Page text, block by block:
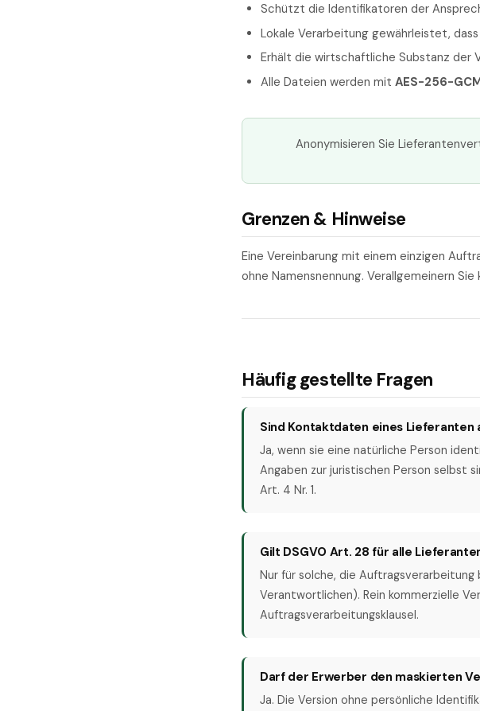
Schützt die Identifikatoren der
Lokale Verarbeitung gewährleistet,
Erhält die wirtschaftliche Substanz der
Alle Dateien werden mit AES-256-
Anonymisieren Sie
Grenzen & Hinweise
Eine Vereinbarung mit einem einzigen
ohne Namensnennung. Verallgemeinern
Häufig gestellte Fragen
Sind Kontaktdaten eines
Ja, wenn sie eine natürliche Person
Angaben zur juristischen Person selbst
Art. 4 Nr. 1.
Gilt DSGVO Art. 28 für alle
Nur für solche, die
Verantwortlichen). Rein kommerzielle
Auftragsverarbeitungsklausel.
Darf der Erwerber den maskierten
Ja. Die Version ohne persönliche